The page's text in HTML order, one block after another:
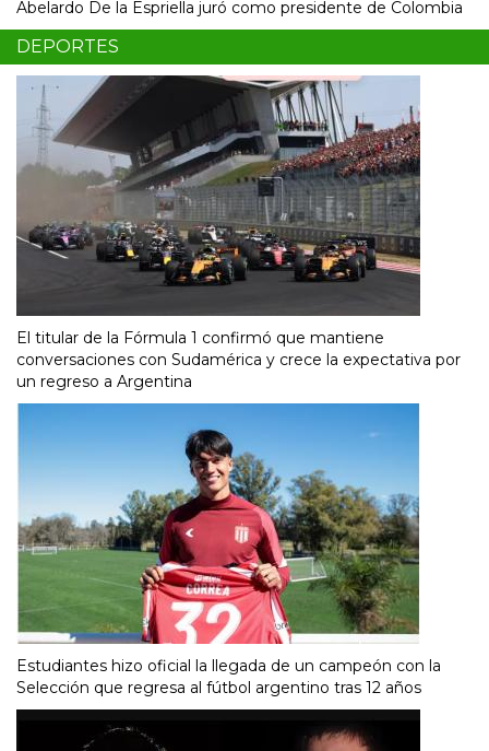
Abelardo De la Espriella juró como presidente de Colombia
DEPORTES
El titular de la Fórmula 1 confirmó que mantiene
conversaciones con Sudamérica y crece la expectativa por
un regreso a Argentina
Estudiantes hizo oficial la llegada de un campeón con la
Selección que regresa al fútbol argentino tras 12 años